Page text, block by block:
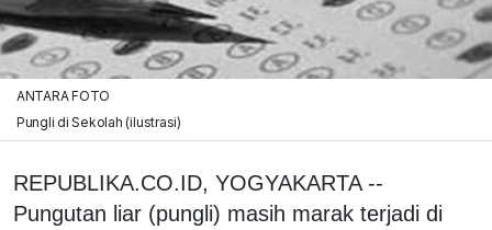
ANTARA FOTO
Pungli di Sekolah (ilustrasi)
REPUBLIKA.CO.ID, YOGYAKARTA --
Pungutan liar (pungli) masih marak terjadi di